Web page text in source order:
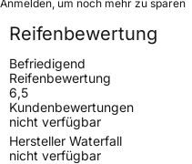
Anmelden, um noch mehr zu sparen
Reifenbewertung
Befriedigend
Reifenbewertung
6,5
Kundenbewertungen
nicht verfügbar
Hersteller Waterfall
nicht verfügbar